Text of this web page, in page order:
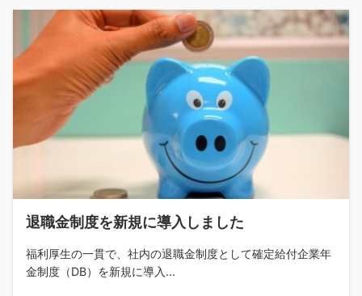
退職金制度を新規に導入しました
福利厚生の一貫で、社内の退職金制度として確定給付企業年
金制度（DB）を新規に導入...